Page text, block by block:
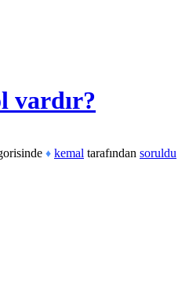
vardır?
♦ kemal tarafından soruldu